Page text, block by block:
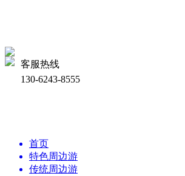
客服热线
130-6243-8555
首页
特色周边游
传统周边游